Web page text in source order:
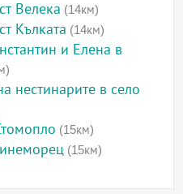
Велека (14км)
Кълката (14км)
и Елена в
нестинарите в село
(15км)
(15км)